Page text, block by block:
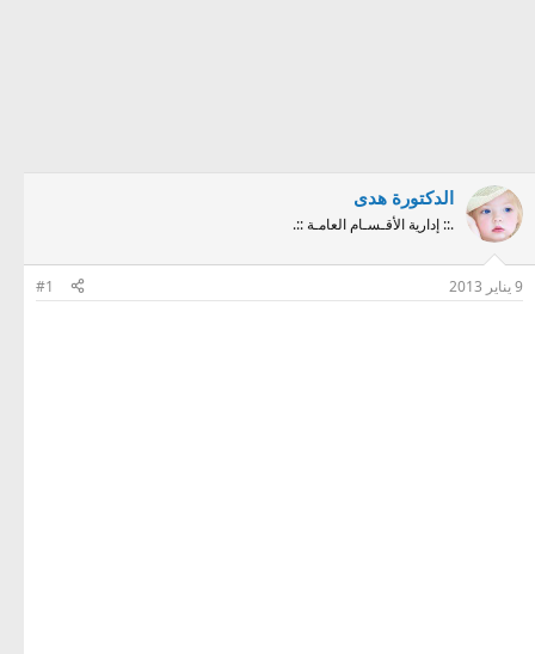
الدكتورة هدى
.:: إدارية الأقـسـام العامـة ::.
9 يناير 2013 #1